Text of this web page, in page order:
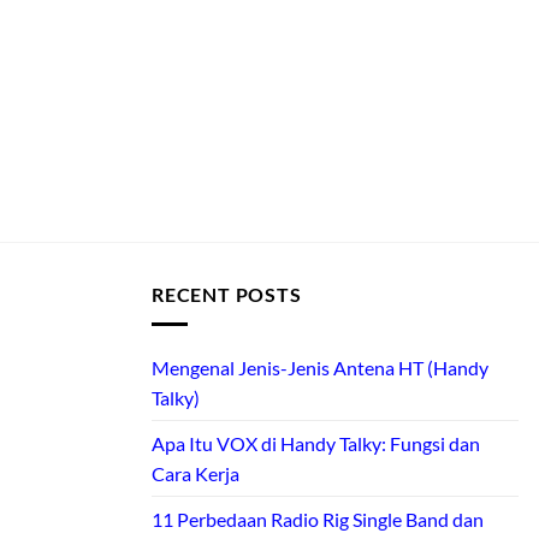
RECENT POSTS
Mengenal Jenis-Jenis Antena HT (Handy
Talky)
Apa Itu VOX di Handy Talky: Fungsi dan
Cara Kerja
11 Perbedaan Radio Rig Single Band dan